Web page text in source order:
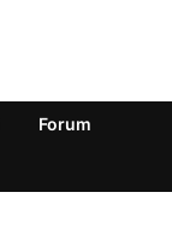
Forum